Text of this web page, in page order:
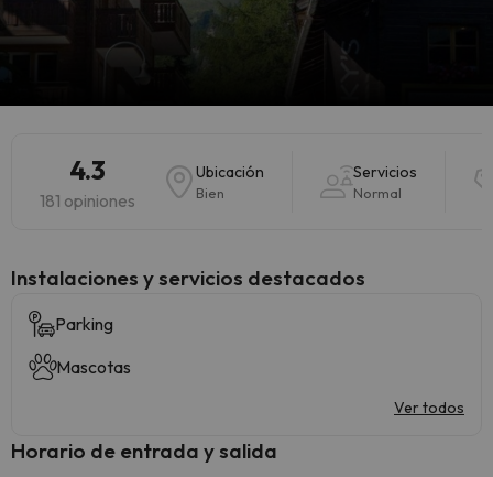
4.3
181 opiniones
Ubicación
Bien
Servicios
Normal
Instalaciones y servicios destacados
Parking
Mascotas
Ver todos
Horario de entrada y salida